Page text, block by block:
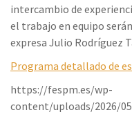
intercambio de
el trabajo en equipo
expresa Julio Rodríguez
Programa detallado de
https://fespm.es/wp-
content/uploads/2026/